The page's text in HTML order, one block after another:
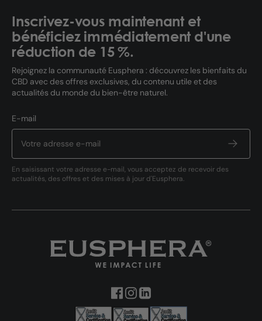
Inscrivez-vous maintenant et
bénéficiez immédiatement d'une
réduction de 15 %.
Rejoignez la communauté Eusphera : découvrez les bienfaits du
CBD avec des offres exclusives, du contenu utile et des
actualités du monde du bien-être naturel.
E-mail
En saisissant votre adresse e-mail, vous acceptez de recevoir des
actualités, des offres et des mises à jour d'Eusphera.